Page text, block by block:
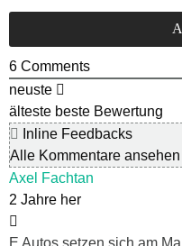
6 Comments
neuste
älteste beste Bewertung
Inline Feedbacks
Alle Kommentare ansehen
Axel Fachtan
2 Jahre her
E Autos setzen sich am